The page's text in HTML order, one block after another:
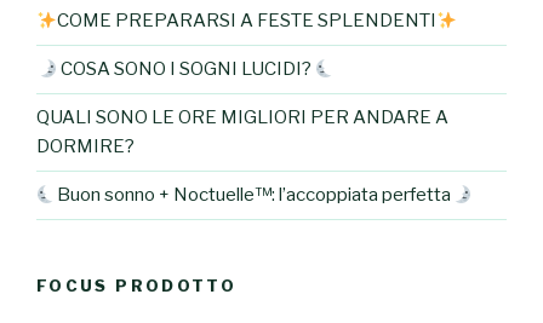
COME PREPARARSI A FESTE SPLENDENTI
COSA SONO I SOGNI LUCIDI?
QUALI SONO LE ORE MIGLIORI PER ANDARE A
DORMIRE?
Buon sonno + Noctuelle™: l’accoppiata perfetta
FOCUS PRODOTTO